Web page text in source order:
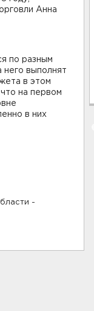
Анна
по разным
него выполнят
в этом
на первом
в них
-